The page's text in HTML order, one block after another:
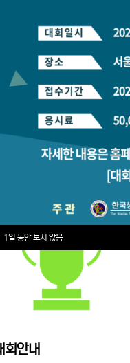
Middle School
2026
회안내
1일 동안 보지 않음